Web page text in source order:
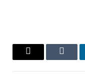
Tumblr
Email